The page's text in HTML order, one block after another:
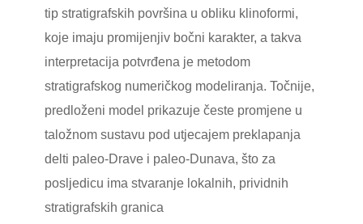
tip stratigrafskih površina u obliku klinoformi,
koje imaju promijenjiv bočni karakter, a takva
interpretacija potvrđena je metodom
stratigrafskog numeričkog modeliranja. Točnije,
predloženi model prikazuje česte promjene u
taložnom sustavu pod utjecajem preklapanja
delti paleo-Drave i paleo-Dunava, što za
posljedicu ima stvaranje lokalnih, prividnih
stratigrafskih granica